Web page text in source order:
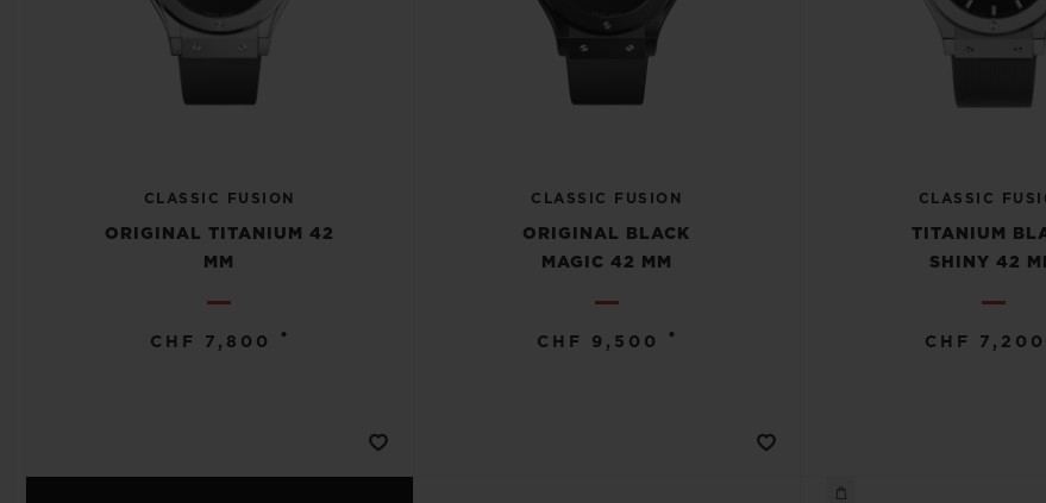
CLASSIC FUSION
ORIGINAL TITANIUM 42
MM
CHF 7,800 •
CLASSIC FUSION
ORIGINAL BLACK
MAGIC 42 MM
CHF 9,500 •
CLASSIC
TITANIUM
SHINY 42
CHF 7,200